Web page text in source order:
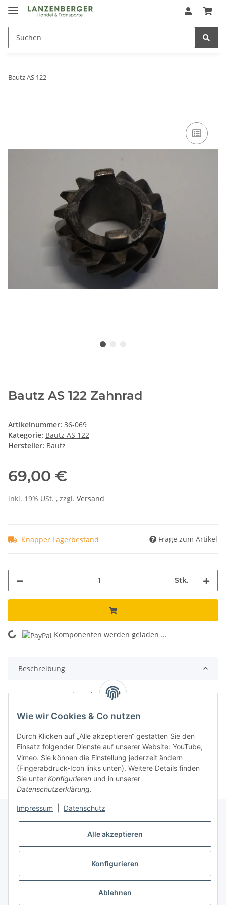
Bautz AS 122
Bautz AS 122 Zahnrad
Artikelnummer: 36-069
Kategorie: Bautz AS 122
Hersteller: Bautz
69,00 €
inkl. 19% USt. , zzgl. Versand
Knapper Lagerbestand Frage zum Artikel
Stk.
Loading... Komponenten werden geladen ...
Beschreibung
Bautz AS 122 Zahnrad
Gesetzliche Informationen
* Alle Preise inkl. gesetzlicher USt., zzgl.Versand
Wie wir Cookies & Co nutzen
Durch Klicken auf „Alle akzeptieren“ gestatten Sie den
Einsatz folgender Dienste auf unserer Website: YouTube,
Vimeo. Sie können die Einstellung jederzeit ändern
(Fingerabdruck-Icon links unten). Weitere Details finden
Sie unter Konfigurieren und in unserer
Datenschutzerklärung.
Impressum Datenschutz
Alle akzeptieren
Konfigurieren
Ablehnen